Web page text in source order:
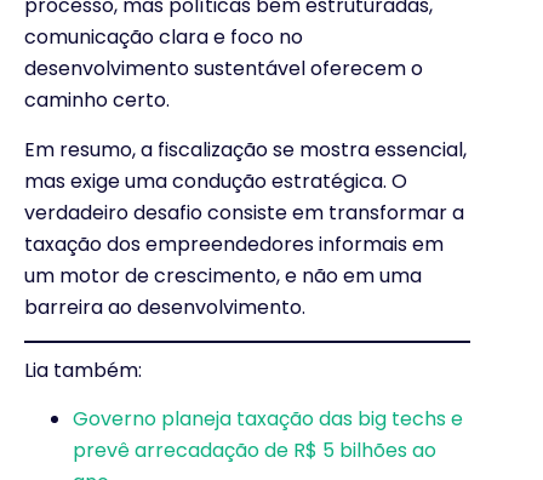
processo, mas políticas bem estruturadas,
comunicação clara e foco no
desenvolvimento sustentável oferecem o
caminho certo.
Em resumo, a fiscalização se mostra essencial,
mas exige uma condução estratégica. O
verdadeiro desafio consiste em transformar a
taxação dos empreendedores informais em
um motor de crescimento, e não em uma
barreira ao desenvolvimento.
Lia também:
Governo planeja taxação das big techs e
prevê arrecadação de R$ 5 bilhões ao